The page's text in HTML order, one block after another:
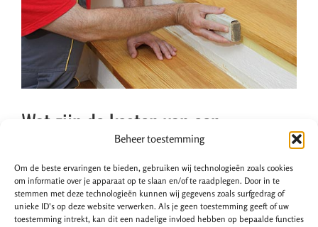
Beheer toestemming
Om de beste ervaringen te bieden, gebruiken wij technologieën zoals cookies
om informatie over je apparaat op te slaan en/of te raadplegen. Door in te
stemmen met deze technologieën kunnen wij gegevens zoals surfgedrag of
unieke ID's op deze website verwerken. Als je geen toestemming geeft of uw
toestemming intrekt, kan dit een nadelige invloed hebben op bepaalde functies
Wat zijn de kosten van een
traprenovatie?
De kosten van een traprenovatie zijn afhankelijk van een
aantal factoren. Denk aan het materiaal, de methode
voor renoveren en de arbeidskosten. Trapbekleding van